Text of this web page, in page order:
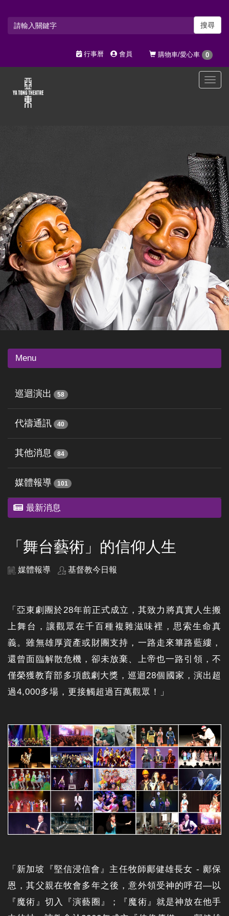
搜尋
購物車/愛心車 0
行事曆 會員
選
Menu
巡迴演出 58
代禱通訊 40
其他消息 84
媒體報導 101
最新消息
「舞台藝術」的信仰人生
媒體報導 基督教今日報
「亞東劇團於28年前正式成立，其致力將真實人生搬
上舞台，讓觀眾在千百種複雜滋味裡，思索生命真
義。雖無雄厚資產或財團支持，一路走來篳路藍縷，
還曾面臨解散危機，卻未放棄、上帝也一路引領，不
僅榮獲教育部多項戲劇大獎，巡迴28個國家，演出超
過4,000多場，更接觸超過百萬觀眾！」
「新加坡『堅信浸信會』主任牧師鄺健雄長女 - 鄺保
恩，其父親在牧會多年之後，意外領受神的呼召—以
『魔術』切入『演藝圈』；『魔術』就是神放在他手